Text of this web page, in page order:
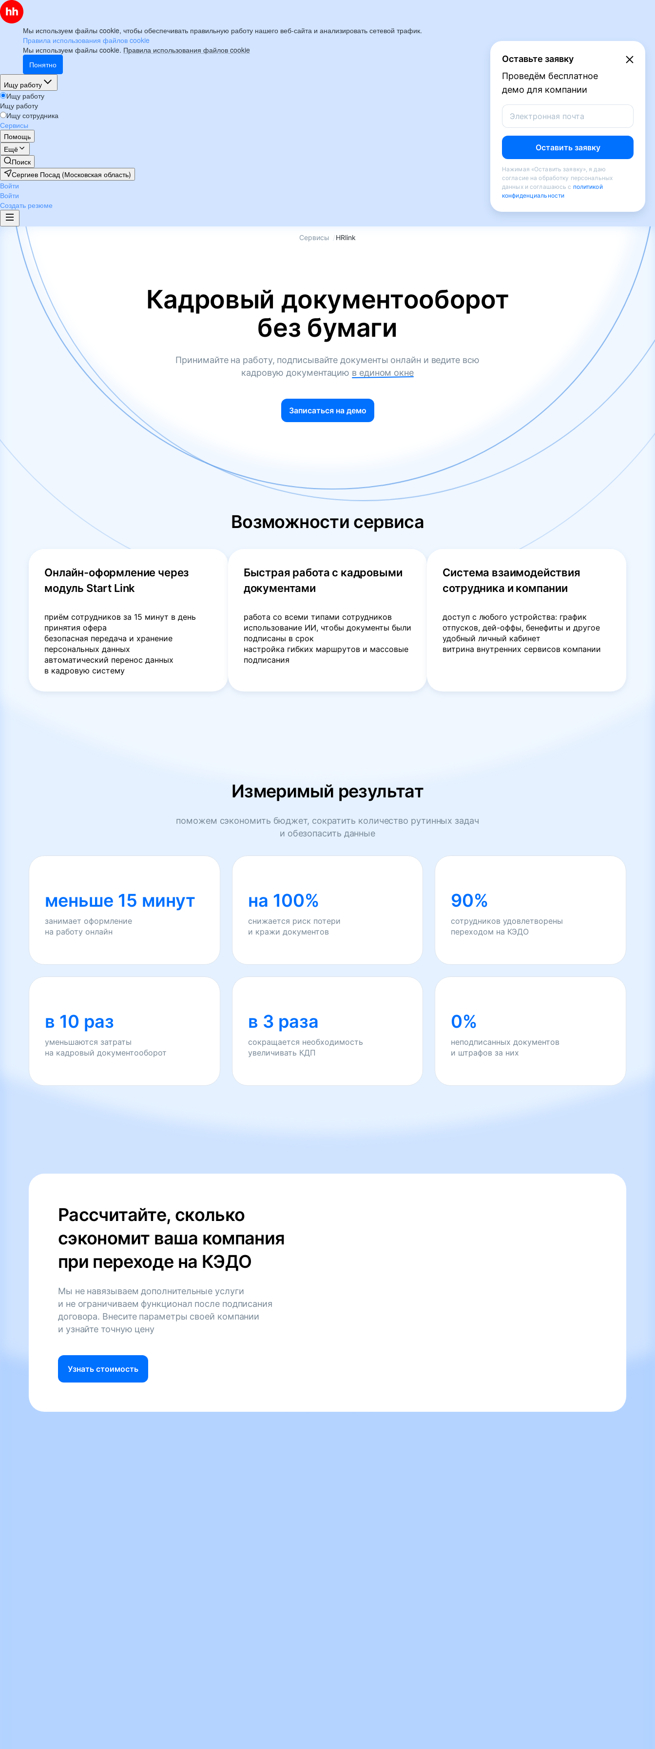
Мы используем файлы cookie, чтобы обеспечивать правильную работу нашего веб-сайта и анализировать сетевой трафик.
Правила использования файлов cookie
Мы используем файлы cookie. Правила использования файлов cookie
Понятно
Ищу работу
Ищу работу
Ищу работу
Ищу сотрудника
Сервисы
Помощь
Ещё
Поиск
Сергиев Посад (Московская область)
Войти
Войти
Создать резюме
Сервисы /HRlink
Кадровый документооборот
без бумаги
Принимайте на работу, подписывайте документы онлайн и ведите всю
кадровую документацию в едином окне
Записаться на демо
Возможности сервиса
Онлайн-оформление через
модуль Start Link
приём сотрудников за 15 минут в день
принятия офера
безопасная передача и хранение
персональных данных
автоматический перенос данных
в кадровую систему
Быстрая работа с кадровыми
документами
работа со всеми типами сотрудников
использование ИИ, чтобы документы были
подписаны в срок
настройка гибких маршрутов и массовые
подписания
Система взаимодействия
сотрудника и компании
доступ с любого устройства: график
отпусков, дей-оффы, бенефиты и другое
удобный личный кабинет
витрина внутренних сервисов компании
Измеримый результат
поможем сэкономить бюджет, сократить количество рутинных задач
и обезопасить данные
меньше 15 минут
занимает оформление
на работу онлайн
на 100%
снижается риск потери
и кражи документов
90%
сотрудников удовлетворены
переходом на КЭДО
в 10 раз
уменьшаются затраты
на кадровый документооборот
в 3 раза
сокращается необходимость
увеличивать КДП
0%
неподписанных документов
и штрафов за них
Рассчитайте, сколько
сэкономит ваша компания
при переходе на КЭДО
Мы не навязываем дополнительные услуги
и не ограничиваем функционал после подписания
договора. Внесите параметры своей компании
и узнайте точную цену
Узнать стоимость
Оставьте заявку
Проведём бесплатное
демо для компании
Электронная почта
Оставить заявку
Нажимая «Оставить заявку», я даю
согласие на обработку персональных
данных и соглашаюсь с политикой
конфиденциальности